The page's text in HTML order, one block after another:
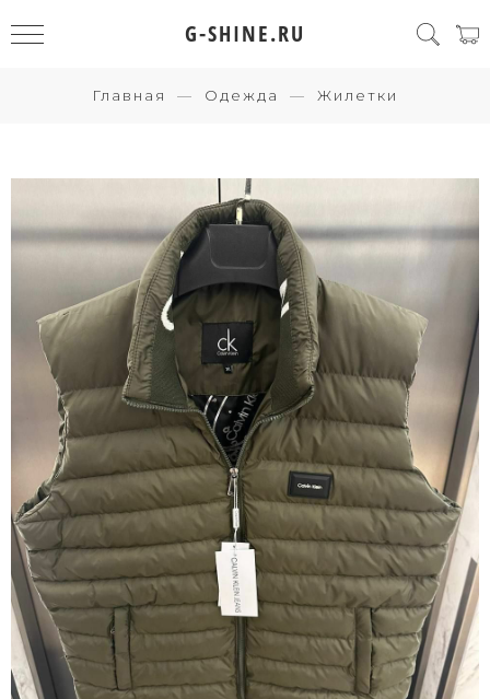
G-SHINE.RU
Главная Одежда Жилетки